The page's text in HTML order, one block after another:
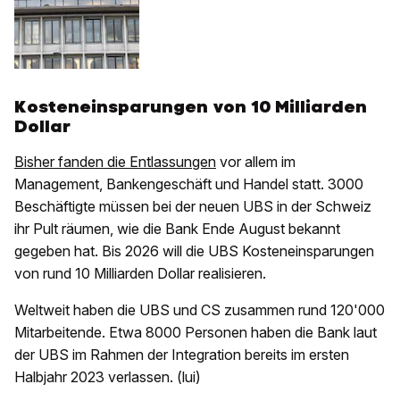
Kosteneinsparungen von 10 Milliarden
Dollar
Bisher fanden die Entlassungen vor allem im
Management, Bankengeschäft und Handel statt. 3000
Beschäftigte müssen bei der neuen UBS in der Schweiz
ihr Pult räumen, wie die Bank Ende August bekannt
gegeben hat. Bis 2026 will die UBS Kosteneinsparungen
von rund 10 Milliarden Dollar realisieren.
Weltweit haben die UBS und CS zusammen rund 120'000
Mitarbeitende. Etwa 8000 Personen haben die Bank laut
der UBS im Rahmen der Integration bereits im ersten
Halbjahr 2023 verlassen. (lui)